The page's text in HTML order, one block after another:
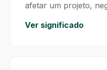
afetar um projeto,
Ver significado